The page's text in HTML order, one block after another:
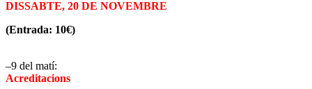
DISSABTE, 20 DE NOVEMBRE
(Entrada: 10€)
–9 del matí:
Acreditacions